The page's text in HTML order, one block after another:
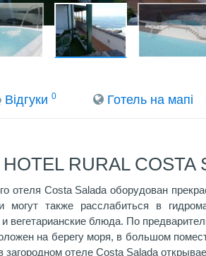
Вiдгуки0 Готель на мапi
RURAL COSTA
отеля Costa Salada оборудован
могут также расслабиться в
вегетарианские блюда. По
на берегу моря, в большом
загородном отеле Costa Salada